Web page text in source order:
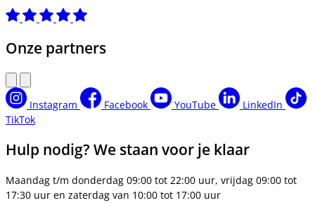
Onze partners
Instagram Facebook YouTube
LinkedIn
TikTok
Hulp nodig? We staan voor je klaar
Maandag t/m donderdag 09:00 tot 22:00 uur, vrijdag 09:00 tot
17:30 uur en zaterdag van 10:00 tot 17:00 uur